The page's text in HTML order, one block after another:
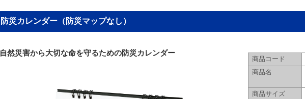
防災カレンダー（防災マップなし）
自然災害から大切な命を守るための防災カレンダー
商品コード
商品名
商品サイズ